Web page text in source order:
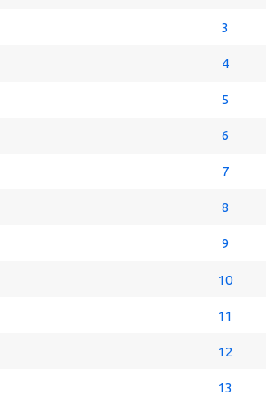
3
4
5
6
7
8
9
10
11
12
13